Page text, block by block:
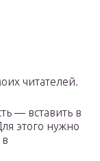
читателей.
— вставить в
этого нужно